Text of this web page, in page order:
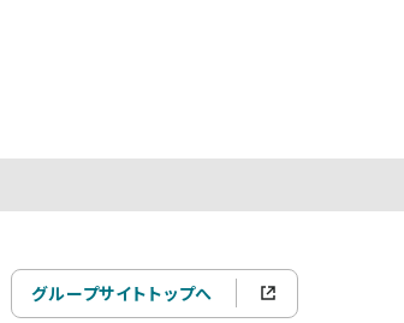
グループサイトトップへ